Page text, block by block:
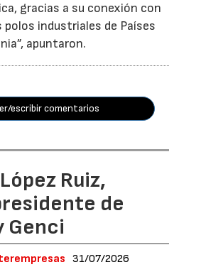
gracias a su conexión con
polos industriales de Países
apuntaron.
escribir comentarios
Ruiz,
de
Genci
31/07/2026